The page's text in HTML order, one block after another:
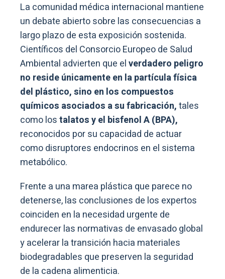
La comunidad médica internacional mantiene
un debate abierto sobre las consecuencias a
largo plazo de esta exposición sostenida.
Científicos del Consorcio Europeo de Salud
Ambiental advierten que elverdadero peligro
no reside únicamente en la partícula física
del plástico, sino en los compuestos
químicos asociados a su fabricación,tales
como lostalatos y el bisfenol A (BPA),
reconocidos por su capacidad de actuar
como disruptores endocrinos en el sistema
metabólico.
Frente a una marea plástica que parece no
detenerse, las conclusiones de los expertos
coinciden en la necesidad urgente de
endurecer las normativas de envasado global
y acelerar la transición hacia materiales
biodegradables que preserven la seguridad
de la cadena alimenticia.